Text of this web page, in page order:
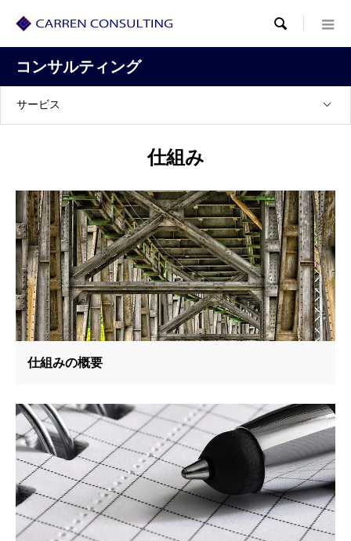

コンサルティング
サービス
仕組み
仕組みの概要